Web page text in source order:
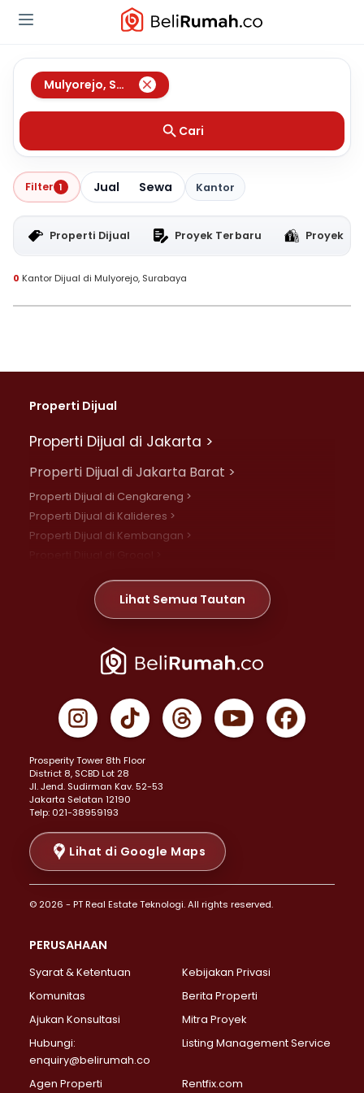
Mulyorejo, Surabaya
Cari
Filter 1 Jual Sewa Kantor
Properti Dijual Proyek Terbaru Proyek
0 Kantor Dijual di Mulyorejo, Surabaya
Properti Dijual
Properti Dijual di Jakarta >
Properti Dijual di Jakarta Barat >
Properti Dijual di Cengkareng >
Properti Dijual di Kalideres >
Properti Dijual di Kembangan >
Properti Dijual di Meruya >
Properti Dijual di Jelambar >
Properti Dijual di Jakarta Pusat >
Properti Dijual di Gambir >
Properti Dijual di Johar Baru >
Properti Dijual di Menteng >
Properti Dijual di Senen >
Properti Dijual di Tanah Abang >
Properti Dijual di Cikini >
Properti Dijual di Kramat >
Properti Dijual di Pasar Baru >
Properti Dijual di Bendungan Hilir >
Properti Dijual di Jakarta Selatan >
Properti Dijual di Lebak Bulus >
Properti Dijual di Gandaria Selatan >
Properti Dijual di Pondok Labu >
Properti Dijual di Lenteng Agung >
Properti Dijual di Senayan >
Properti Dijual di Pondok Pinang >
Lihat Semua Tautan
Prosperity Tower 8th Floor
District 8, SCBD Lot 28
JI. Jend. Sudirman Kav. 52-53
Jakarta Selatan 12190
Telp: 021-38959193
Lihat di Google Maps
© 2026 - PT Real Estate Teknologi. All rights reserved.
PERUSAHAAN
Syarat & Ketentuan
Kebijakan Privasi
Komunitas
Berita Properti
Ajukan Konsultasi
Mitra Proyek
Hubungi:
enquiry@belirumah.co
Listing Management Service
Agen Properti Rentfix.com